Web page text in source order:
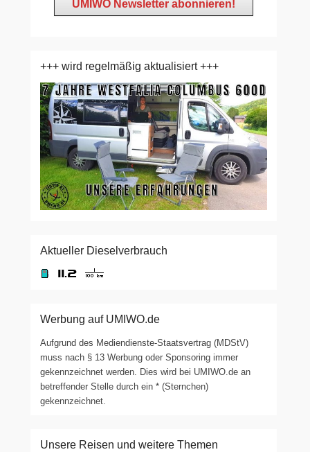
+++ wird regelmäßig aktualisiert +++
Aktueller Dieselverbrauch
Werbung auf UMIWO.de
Aufgrund des Mediendienste-Staatsvertrag (MDStV)
muss nach § 13 Werbung oder Sponsoring immer
gekennzeichnet werden. Dies wird bei UMIWO.de an
betreffender Stelle durch ein * (Sternchen)
gekennzeichnet.
Unsere Reisen und weitere Themen